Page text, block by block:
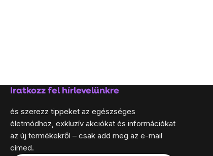
Iratkozz fel hírlevelünkre
és szerezz tippeket az egészséges
életmódhoz, exkluzív akciókat és információkat
az új termékekről – csak add meg az e-mail
címed.